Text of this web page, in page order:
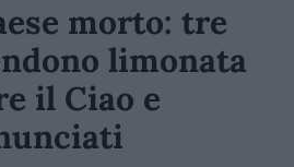
morto: tre
limonata
il Ciao e